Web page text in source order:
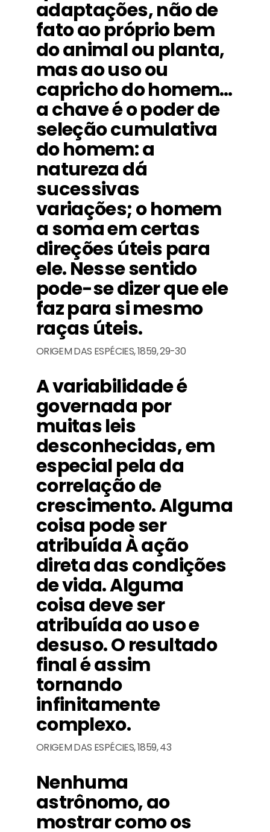
adaptações, não de
fato ao próprio bem
do animal ou planta,
mas ao uso ou
capricho do homem…
a chave é o poder de
seleção cumulativa
do homem: a
natureza dá
sucessivas
variações; o homem
a soma em certas
direções úteis para
ele. Nesse sentido
pode-se dizer que ele
faz para si mesmo
raças úteis.
ORIGEM DAS ESPÉCIES, 1859, 29-30
A variabilidade é
governada por
muitas leis
desconhecidas, em
especial pela da
correlação de
crescimento. Alguma
coisa pode ser
atribuída À ação
direta das condições
de vida. Alguma
coisa deve ser
atribuída ao uso e
desuso. O resultado
final é assim
tornando
infinitamente
complexo.
ORIGEM DAS ESPÉCIES, 1859, 43
Nenhuma
astrônomo, ao
mostrar como os